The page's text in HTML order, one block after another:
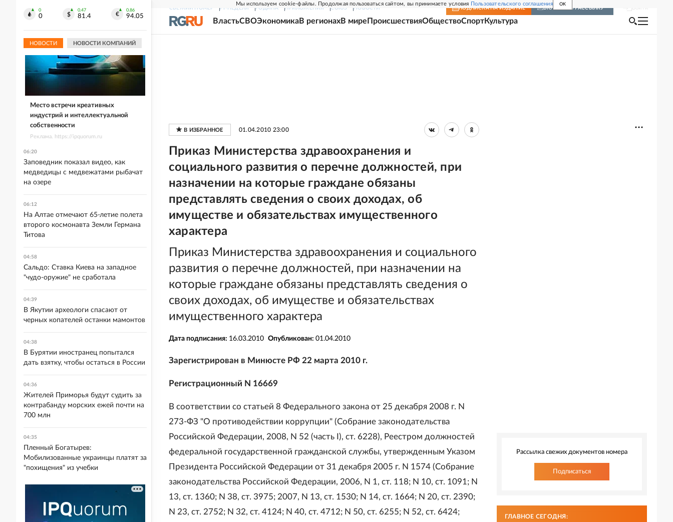
Мы используем cookie-файлы. Продолжая пользоваться сайтом, вы принимаете условия Пользовательского соглашения OK
СВЕЖИЙ НОМЕР РГ-НЕДЕЛЯ РОДИНА ПРИЛОЖЕНИЯ СОЮЗ НОВОСТИ ПОДПИСКА НА ИЗДАНИЕ ВКЛЮЧИТЬ РАССЫЛКУ
ВластьСВОЭкономикаВ регионахВ мире ПроисшествияОбществоСпортКультура
01.04.2010 23:00
Приказ Министерства здравоохранения и
социального развития о перечне должностей, при
назначении на которые граждане обязаны
представлять сведения о своих доходах, об
имуществе и обязательствах имущественного
характера
Приказ Министерства здравоохранения и социального
развития о перечне должностей, при назначении на
которые граждане обязаны представлять сведения о
своих доходах, об имуществе и обязательствах
имущественного характера
Дата подписания: 16.03.2010 Опубликован: 01.04.2010
Зарегистрирован в Минюсте РФ 22 марта 2010 г.
Регистрационный N 16669
В соответствии со статьей 8 Федерального закона от 25 декабря 2008 г. N
273-ФЗ "О противодействии коррупции" (Собрание законодательства
Российской Федерации, 2008, N 52 (часть I), ст. 6228), Реестром должностей
федеральной государственной гражданской службы, утвержденным Указом
Президента Российской Федерации от 31 декабря 2005 г. N 1574 (Собрание
законодательства Российской Федерации, 2006, N 1, ст. 118; N 10, ст. 1091; N
13, ст. 1360; N 38, ст. 3975; 2007, N 13, ст. 1530; N 14, ст. 1664; N 20, ст. 2390;
N 23, ст. 2752; N 32, ст. 4124; N 40, ст. 4712; N 50, ст. 6255; N 52, ст. 6424;
Рассылка свежих документов номера
Подписаться
ГЛАВНОЕ СЕГОДНЯ:
0
0
0.47
81.4
0.86
94.05
НОВОСТИ НОВОСТИ КОМПАНИЙ
Место встречи креативных
индустрий и интеллектуальной
собственности
Реклама. https://ipquorum.ru
06:20
Заповедник показал видео, как
медведицы с медвежатами рыбачат
на озере
06:12
На Алтае отмечают 65-летие полета
второго космонавта Земли Германа
Титова
04:58
Сальдо: Ставка Киева на западное
"чудо-оружие" не сработала
04:39
В Якутии археологи спасают от
черных копателей останки мамонтов
04:38
В Бурятии иностранец попытался
дать взятку, чтобы остаться в России
04:36
Жителей Приморья будут судить за
контрабанду морских ежей почти на
700 млн
04:35
Пленный Богатырев:
Мобилизованные украинцы платят за
"похищения" из учебки